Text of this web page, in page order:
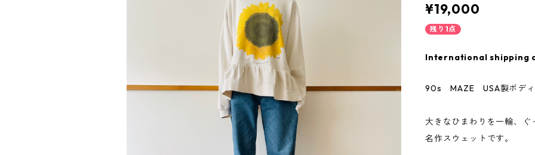
¥19,000
残り1点
International shipping
90s MAZE USA製ボディ
大きなひまわりを一輪、ぐ
名作スウェットです。